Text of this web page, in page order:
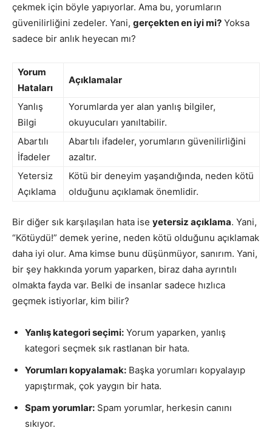
çekmek için böyle yapıyorlar. Ama bu, yorumların
güvenilirliğini zedeler. Yani, gerçekten en iyi mi? Yoksa
sadece bir anlık heyecan mı?
Yorum
Hataları
Açıklamalar
Yanlış
Bilgi
Yorumlarda yer alan yanlış bilgiler,
okuyucuları yanıltabilir.
Abartılı
İfadeler
Abartılı ifadeler, yorumların güvenilirliğini
azaltır.
Yetersiz
Açıklama
Kötü bir deneyim yaşandığında, neden kötü
olduğunu açıklamak önemlidir.
Bir diğer sık karşılaşılan hata ise yetersiz açıklama. Yani,
“Kötüydü!” demek yerine, neden kötü olduğunu açıklamak
daha iyi olur. Ama kimse bunu düşünmüyor, sanırım. Yani,
bir şey hakkında yorum yaparken, biraz daha ayrıntılı
olmakta fayda var. Belki de insanlar sadece hızlıca
geçmek istiyorlar, kim bilir?
Yanlış kategori seçimi: Yorum yaparken, yanlış
kategori seçmek sık rastlanan bir hata.
Yorumları kopyalamak: Başka yorumları kopyalayıp
yapıştırmak, çok yaygın bir hata.
Spam yorumlar: Spam yorumlar, herkesin canını
sıkıyor.